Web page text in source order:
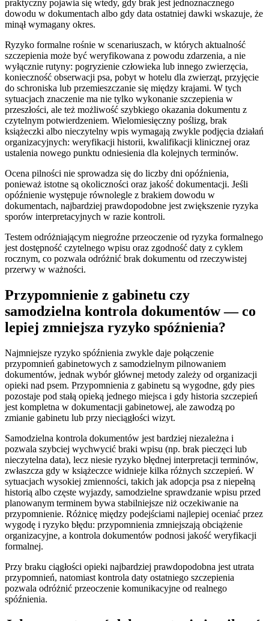
praktyczny pojawia się wtedy, gdy brak jest jednoznacznego
dowodu w dokumentach albo gdy data ostatniej dawki wskazuje, że
minął wymagany okres.
Ryzyko formalne rośnie w scenariuszach, w których aktualność
szczepienia może być weryfikowana z powodu zdarzenia, a nie
wyłącznie rutyny: pogryzienie człowieka lub innego zwierzęcia,
konieczność obserwacji psa, pobyt w hotelu dla zwierząt, przyjęcie
do schroniska lub przemieszczanie się między krajami. W tych
sytuacjach znaczenie ma nie tylko wykonanie szczepienia w
przeszłości, ale też możliwość szybkiego okazania dokumentu z
czytelnym potwierdzeniem. Wielomiesięczny poślizg, brak
książeczki albo nieczytelny wpis wymagają zwykle podjęcia działań
organizacyjnych: weryfikacji historii, kwalifikacji klinicznej oraz
ustalenia nowego punktu odniesienia dla kolejnych terminów.
Ocena pilności nie sprowadza się do liczby dni opóźnienia,
ponieważ istotne są okoliczności oraz jakość dokumentacji. Jeśli
opóźnienie występuje równolegle z brakiem dowodu w
dokumentach, najbardziej prawdopodobne jest zwiększenie ryzyka
sporów interpretacyjnych w razie kontroli.
Testem odróżniającym niegroźne przeoczenie od ryzyka formalnego
jest dostępność czytelnego wpisu oraz zgodność daty z cyklem
rocznym, co pozwala odróżnić brak dokumentu od rzeczywistej
przerwy w ważności.
Przypomnienie z gabinetu czy
samodzielna kontrola dokumentów — co
lepiej zmniejsza ryzyko spóźnienia?
Najmniejsze ryzyko spóźnienia zwykle daje połączenie
przypomnień gabinetowych z samodzielnym pilnowaniem
dokumentów, jednak wybór głównej metody zależy od organizacji
opieki nad psem. Przypomnienia z gabinetu są wygodne, gdy pies
pozostaje pod stałą opieką jednego miejsca i gdy historia szczepień
jest kompletna w dokumentacji gabinetowej, ale zawodzą po
zmianie gabinetu lub przy nieciągłości wizyt.
Samodzielna kontrola dokumentów jest bardziej niezależna i
pozwala szybciej wychwycić braki wpisu (np. brak pieczęci lub
nieczytelna data), lecz niesie ryzyko błędnej interpretacji terminów,
zwłaszcza gdy w książeczce widnieje kilka różnych szczepień. W
sytuacjach wysokiej zmienności, takich jak adopcja psa z niepełną
historią albo częste wyjazdy, samodzielne sprawdzanie wpisu przed
planowanym terminem bywa stabilniejsze niż oczekiwanie na
przypomnienie. Różnicę między podejściami najlepiej oceniać przez
wygodę i ryzyko błędu: przypomnienia zmniejszają obciążenie
organizacyjne, a kontrola dokumentów podnosi jakość weryfikacji
formalnej.
Przy braku ciągłości opieki najbardziej prawdopodobna jest utrata
przypomnień, natomiast kontrola daty ostatniego szczepienia
pozwala odróżnić przeoczenie komunikacyjne od realnego
spóźnienia.